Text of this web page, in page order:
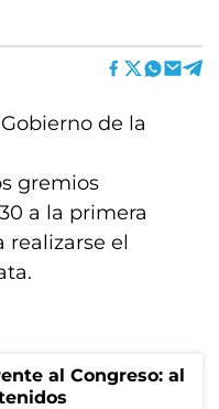
de la
gremios
a la primera
realizarse el
al Congreso: al